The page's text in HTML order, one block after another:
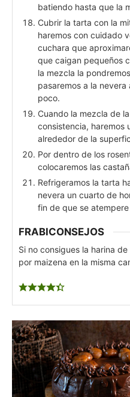
batiendo hasta que la
Cubrir la tarta con la
haremos con cuidado
cuchara que
que caigan pequeños
la mezcla la
pasaremos a la
poco.
Cuando la mezcla de
consistencia, haremos
alrededor de la
Por dentro de los
colocaremos las
Refrigeramos la tarta
nevera un cuarto de
fin de que se
FRABICONSEJOS
Si no consigues la harina
por maizena en la misma